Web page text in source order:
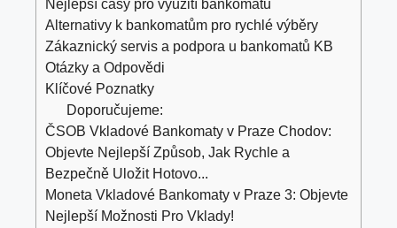
Nejlepší časy pro využití bankomatů
Alternativy k bankomatům pro rychlé výběry
Zákaznický servis a podpora u bankomatů KB
Otázky a Odpovědi
Klíčové Poznatky
Doporučujeme:
ČSOB Vkladové Bankomaty v Praze Chodov:
Objevte Nejlepší Způsob, Jak Rychle a
Bezpečně Uložit Hotovo...
Moneta Vkladové Bankomaty v Praze 3: Objevte
Nejlepší Možnosti Pro Vklady!